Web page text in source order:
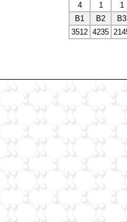
4 1
1
В1
В2
В3
3512 4235